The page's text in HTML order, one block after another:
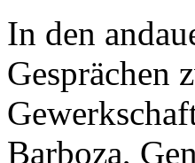
In den
Gesprächen
Barboza,